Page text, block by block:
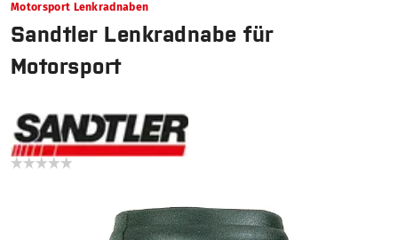
Motorsport Lenkradnaben
Sandtler Lenkradnabe für
Motorsport
Bildergalerie überspringen